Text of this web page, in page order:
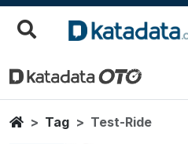
Test Ride
Berita Terbaru
HomeTag Test-Ride